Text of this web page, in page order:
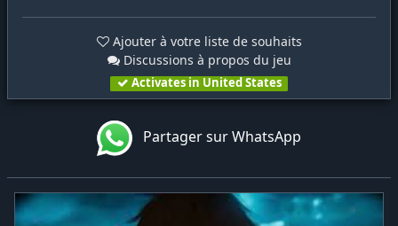
Ajouter à votre liste de souhaits
Discussions à propos du jeu
Activates in United States
Partager sur WhatsApp